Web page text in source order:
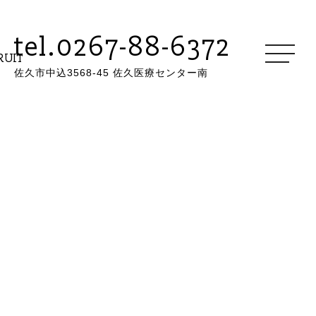
tel.0267-88-6372
佐久市中込3568-45 佐久医療センター南